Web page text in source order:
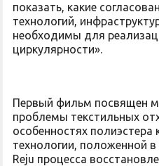
показать, какие
технологий,
необходимы для
циркулярности».
Первый фильм посвящен
проблемы текстильных
особенностях полиэстера
технологии, положенной
Reju процесса